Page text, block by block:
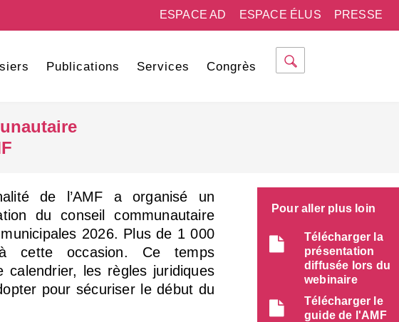
PRESSE
ESPACE ÉLUS
ESPACE AD
Publications Services Congrès
de l’AMF a organisé un
du conseil communautaire
2026. Plus de 1 000
cette occasion. Ce temps
calendrier, les règles juridiques
pour sécuriser le début du
Pour aller plus loin
Télécharger la
présentation
diffusée lors du
webinaire
Télécharger le
guide de l'AMF